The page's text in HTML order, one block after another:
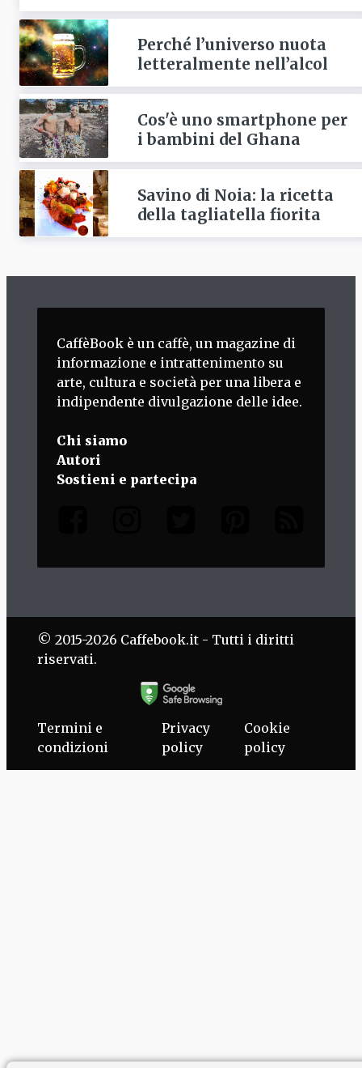
Perché l’universo nuota
letteralmente nell’alcol
Cos'è uno smartphone per
i bambini del Ghana
Savino di Noia: la ricetta
della tagliatella fiorita
CaffèBook è un caffè, un magazine di
informazione e intrattenimento su
arte, cultura e società per una libera e
indipendente divulgazione delle idee.
Chi siamo
Autori
Sostieni e partecipa
© 2015-2026 Caffebook.it - Tutti i diritti
riservati.
Termini e
condizioni
Privacy
policy
Cookie
policy